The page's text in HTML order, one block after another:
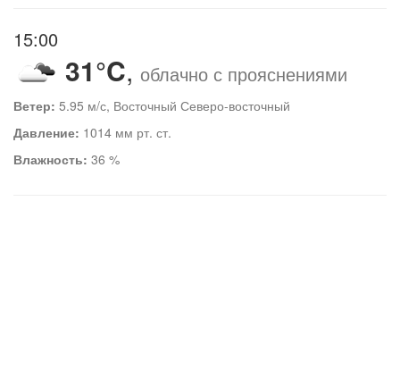
15:00
31°C, облачно с прояснениями
Ветер: 5.95 м/с, Восточный Северо-восточный
Давление: 1014 мм рт. ст.
Влажность: 36 %